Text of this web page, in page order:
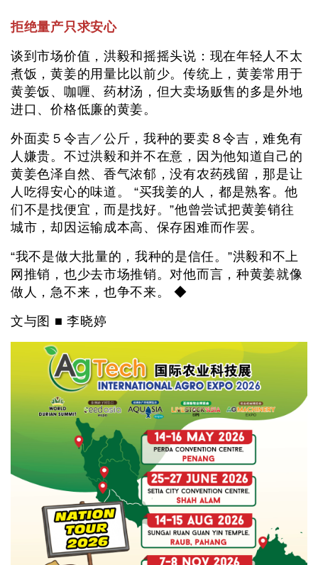
拒绝量产只求安心
谈到市场价值，洪毅和摇摇头说：现在年轻人不太
煮饭，黄姜的用量比以前少。传统上，黄姜常用于
黄姜饭、咖喱、药材汤，但大卖场贩售的多是外地
进口、价格低廉的黄姜。
外面卖５令吉／公斤，我种的要卖８令吉，难免有
人嫌贵。不过洪毅和并不在意，因为他知道自己的
黄姜色泽自然、香气浓郁，没有农药残留，那是让
人吃得安心的味道。 “买我姜的人，都是熟客。他
们不是找便宜，而是找好。”他曾尝试把黄姜销往
城市，却因运输成本高、保存困难而作罢。
“我不是做大批量的，我种的是信任。”洪毅和不上
网推销，也少去市场推销。对他而言，种黄姜就像
做人，急不来，也争不来。 ◆
文与图 ■ 李晓婷